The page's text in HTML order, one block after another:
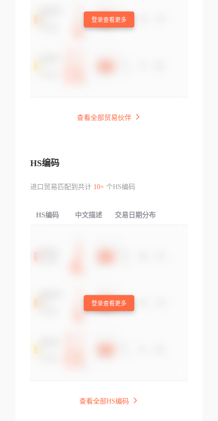
登录查看更多
查看全部贸易伙伴
HS编码
进口贸易匹配到共计 10+个HS编码
HS编码 中文描述 交易日期分布
登录查看更多
查看全部HS编码